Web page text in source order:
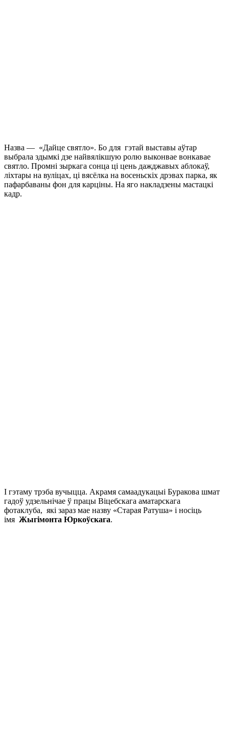
Назва — «Дайце святло». Бо для гэтай выставы аўтар
выбрала здымкі дзе найвялікшую ролю выконвае вонкавае
святло. Промні зыркага сонца ці цень дажджавых аблокаў,
ліхтары на вуліцах, ці вясёлка на восеньскіх дрэвах парка, як
пафарбаваны фон для карціны. На яго накладзены мастацкі
кадр.
І гэтаму трэба вучыцца. Акрамя самаадукацыі Буракова шмат
гадоў удзельнічае ў працы Віцебскага аматарскага
фотаклуба, які зараз мае назву «Старая Ратуша» і носіць
імя Жыгімонта Юркоўскага.